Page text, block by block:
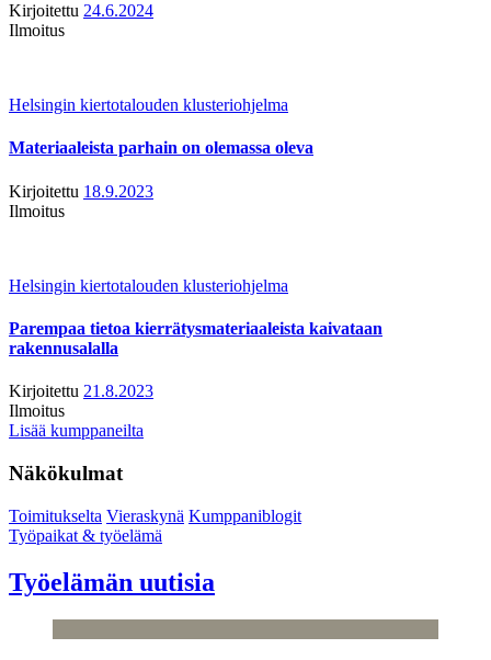
Kirjoitettu 24.6.2024
Ilmoitus
Helsingin kiertotalouden klusteriohjelma
Materiaaleista parhain on olemassa oleva
Kirjoitettu 18.9.2023
Ilmoitus
Helsingin kiertotalouden klusteriohjelma
Parempaa tietoa kierrätysmateriaaleista kaivataan
rakennusalalla
Kirjoitettu 21.8.2023
Ilmoitus
Lisää kumppaneilta
Näkökulmat
Toimitukselta Vieraskynä Kumppaniblogit
Työpaikat & työelämä
Työelämän uutisia